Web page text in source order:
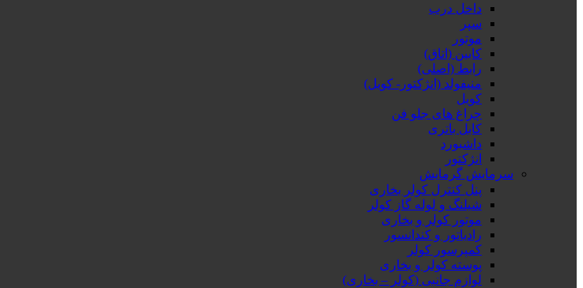
داخل درب
سپر
موتور
کابین (اتاق)
رابط (اصلی)
منیفولد (انژکتور- کویل)
کویل
چراغ های جلو فن
کابل باتری
داشبورد
انژکتور
سرمایش گرمایش
پنل کنترل کولر بخاری
شیلنگ و لوله گاز کولر
موتور کولر و بخاری
رادیاتور و کندانسور
کمپرسور کولر
پوسته کولر و بخاری
لوازم جانبی (کولر – بخاری)